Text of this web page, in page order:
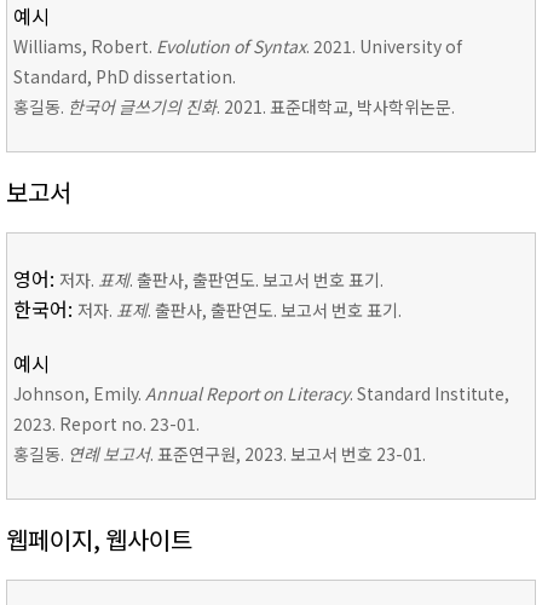
예시
Williams, Robert. Evolution of Syntax. 2021. University of
Standard, PhD dissertation.
홍길동. 한국어 글쓰기의 진화. 2021. 표준대학교, 박사학위논문.
보고서
영어: 저자. 표제. 출판사, 출판연도. 보고서 번호 표기.
한국어: 저자. 표제. 출판사, 출판연도. 보고서 번호 표기.
예시
Johnson, Emily. Annual Report on Literacy. Standard Institute,
2023. Report no. 23-01.
홍길동. 연례 보고서. 표준연구원, 2023. 보고서 번호 23-01.
웹페이지, 웹사이트